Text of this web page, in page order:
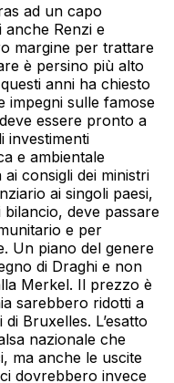
ad un capo
Renzi e
margine per trattare
è persino più alto
anni ha chiesto
impegni sulle famose
essere pronto a
investimenti
e ambientale
consigli dei ministri
ai singoli paesi,
deve passare
e per
Un piano del genere
di Draghi e non
Merkel. Il prezzo è
sarebbero ridotti a
Bruxelles. L’esatto
nazionale che
ma anche le uscite
dovrebbero invece